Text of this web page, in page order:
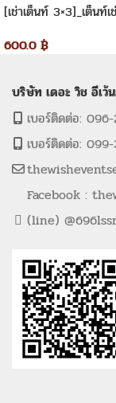
[เช่าเต็นท์ 3×3]_เต็นท์
600.0 ฿
บริษัท เดอะ วิช อีเว้
เบอร์ติดต่อ:
เบอร์ติดต่อ:
Facebook :
(line)